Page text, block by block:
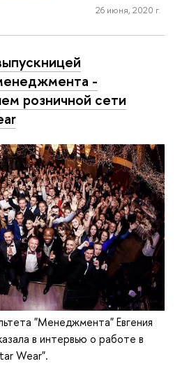
26 июня, 2020 г.
-
розничной сети
"Менеджмента" Евгения
в интервью о работе в
Wear".